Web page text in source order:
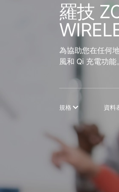
羅技
為協助您在任何
風和 Qi 充電功能。
規格 資料